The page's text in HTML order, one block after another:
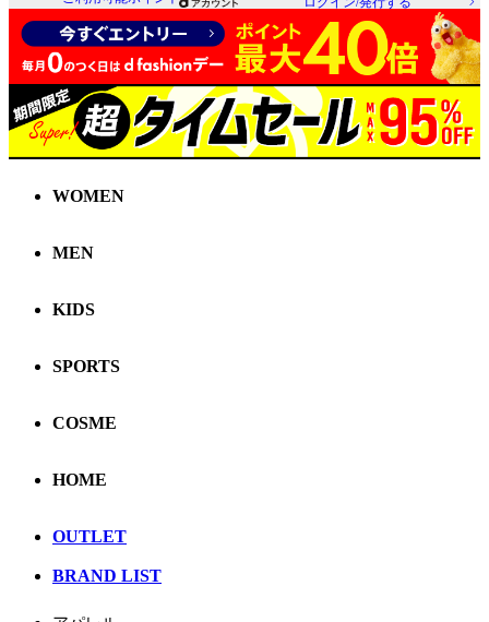
WOMEN
MEN
KIDS
SPORTS
COSME
HOME
OUTLET
BRAND LIST